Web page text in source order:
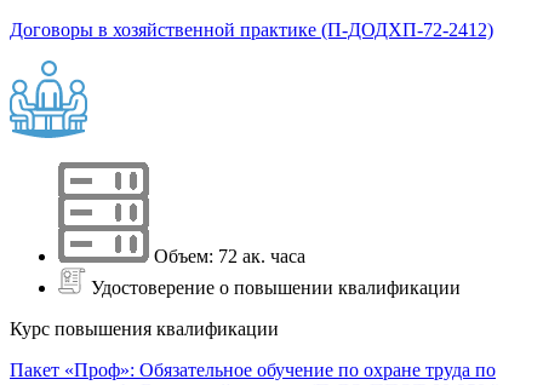
Договоры в хозяйственной практике (П-ДОДХП-72-2412)
Объем: 72 ак. часа
Удостоверение о повышении квалификации
Курс повышения квалификации
Пакет «Проф»: Обязательное обучение по охране труда по